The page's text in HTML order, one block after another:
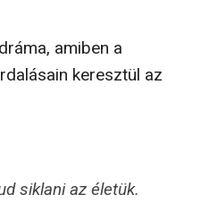
amiben a
keresztül az
siklani az életük.